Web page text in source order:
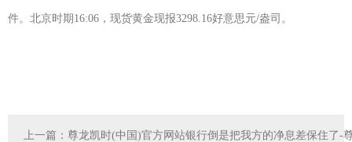
件。北京时期16:06，现货黄金现报3298.16好意思元/盎司。
上一篇： 尊龙凯时(中国)官方网站银行倒是把我方的净息差保住了-